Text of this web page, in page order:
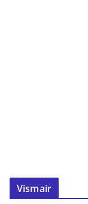
Vismair